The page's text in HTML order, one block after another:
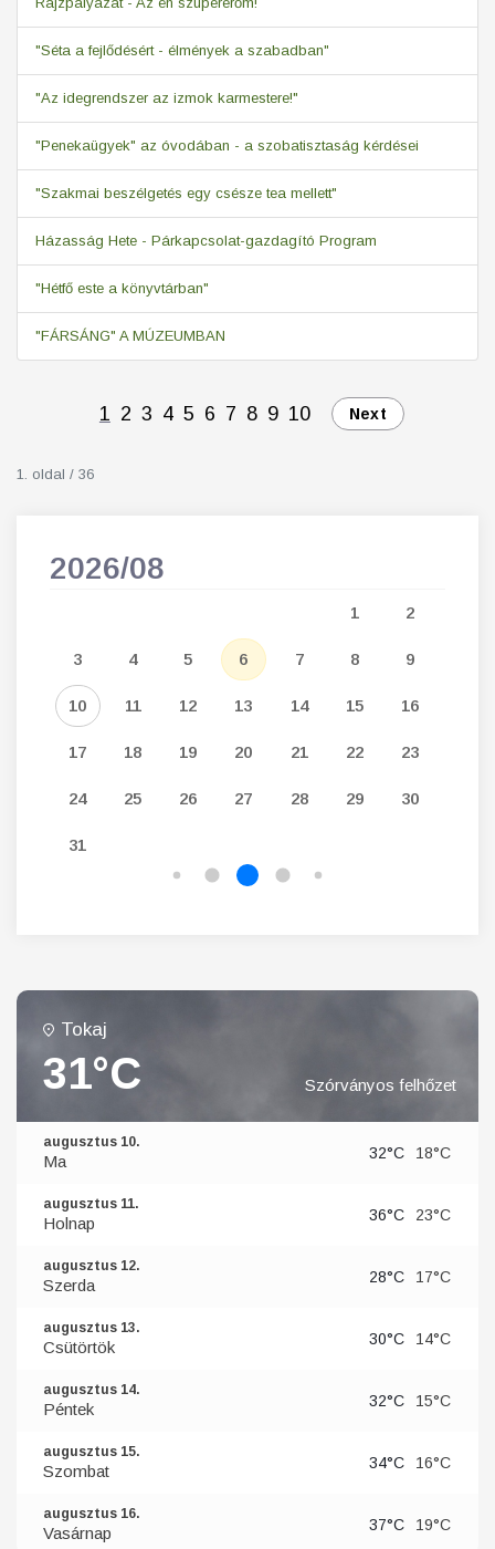
"Séta a fejlődésért - élmények a szabadban"
"Az idegrendszer az izmok karmestere!"
"Penekaügyek" az óvodában - a szobatisztaság kérdései
"Szakmai beszélgetés egy csésze tea mellett"
Házasság Hete - Párkapcsolat-gazdagító Program
"Hétfő este a könyvtárban"
"FÁRSÁNG" A MÚZEUMBAN
1 2 3 4 5 6 7 8 9 10 Next
1. oldal / 36
2026/08
1 2
3 4 5 6 7 8 9
10 11 12 13 14 15 16
17 18 19 20 21 22 23
24 25 26 27 28 29 30
31
Tokaj
31°C Szórványos felhőzet
augusztus 10.
Ma 32°C 18°C
augusztus 11.
Holnap 36°C 23°C
augusztus 12.
Szerda 28°C 17°C
augusztus 13.
Csütörtök 30°C 14°C
augusztus 14.
Péntek 32°C 15°C
augusztus 15.
Szombat 34°C 16°C
augusztus 16.
Vasárnap 37°C 19°C